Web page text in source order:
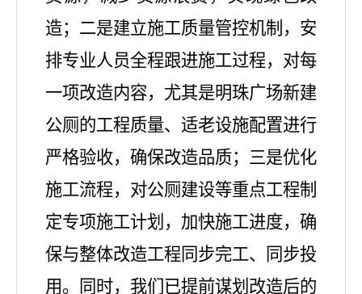
造；二是建立施工质量管控机制，安
排专业人员全程跟进施工过程，对每
一项改造内容，尤其是明珠广场新建
公厕的工程质量、适老设施配置进行
严格验收，确保改造品质；三是优化
施工流程，对公厕建设等重点工程制
定专项施工计划，加快施工进度，确
保与整体改造工程同步完工、同步投
用。同时，我们已提前谋划改造后的